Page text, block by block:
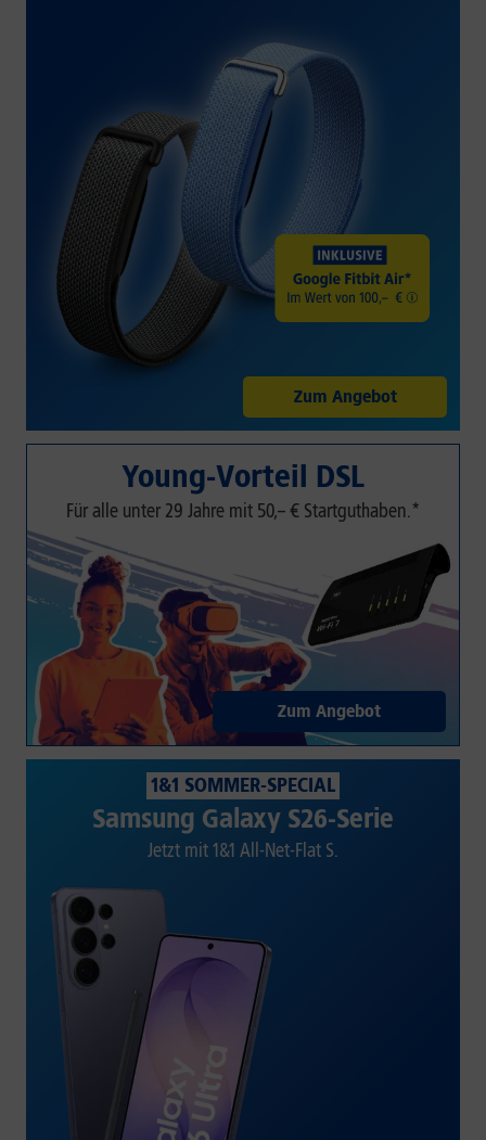
Zum Angebot
Young-Vorteil DSL
Für alle unter 29 Jahre mit 50,– € Startguthaben.*
Zum Angebot
1&1 SOMMER-SPECIAL
Samsung Galaxy S26-Serie
Jetzt mit 1&1 All-Net-Flat S.